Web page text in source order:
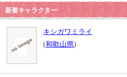
新着キャラクター
キシガワミライ
(和歌山県)